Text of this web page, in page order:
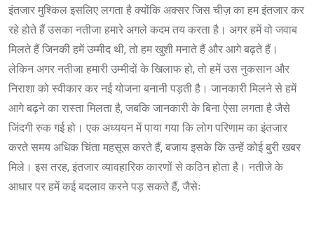
इंतजार मुश्किल इसलिए लगता है क्योंकि अक्सर जिस चीज़ का हम इंतजार कर
रहे होते हैं उसका नतीजा हमारे अगले कदम तय करता है। अगर हमें वो जवाब
मिलते हैं जिनकी हमें उम्मीद थी, तो हम खुशी मनाते हैं और आगे बढ़ते हैं।
लेकिन अगर नतीजा हमारी उम्मीदों के खिलाफ हो, तो हमें उस नुकसान और
निराशा को स्वीकार कर नई योजना बनानी पड़ती है। जानकारी मिलने से हमें
आगे बढ़ने का रास्ता मिलता है, जबकि जानकारी के बिना ऐसा लगता है जैसे
जिंदगी रुक गई हो। एक अध्ययन में पाया गया कि लोग परिणाम का इंतजार
करते समय अधिक चिंता महसूस करते हैं, बजाय इसके कि उन्हें कोई बुरी खबर
मिले। इस तरह, इंतजार व्यावहारिक कारणों से कठिन होता है। नतीजे के
आधार पर हमें कई बदलाव करने पड़ सकते हैं, जैसेः